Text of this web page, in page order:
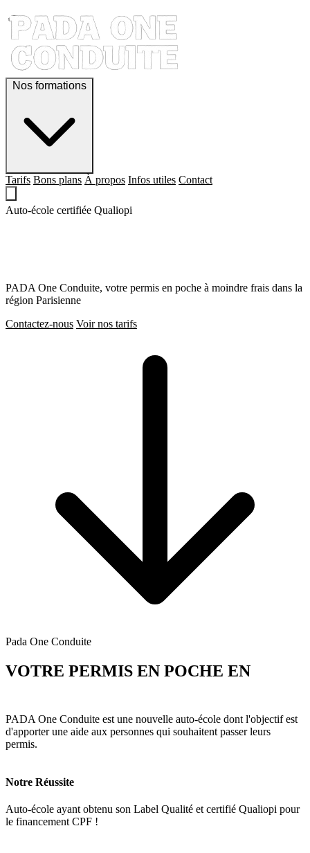
Nos formations
Tarifs Bons plans À propos Infos utiles Contact
Auto-école certifiée Qualiopi
PADA One Conduite, votre permis en poche à moindre frais dans la
région Parisienne
Contactez-nous Voir nos tarifs
Pada One Conduite
VOTRE PERMIS EN POCHE EN
PADA One Conduite est une nouvelle auto-école dont l'objectif est
d'apporter une aide aux personnes qui souhaitent passer leurs
permis.
Notre Réussite
Auto-école ayant obtenu son Label Qualité et certifié Qualiopi pour
le financement CPF !